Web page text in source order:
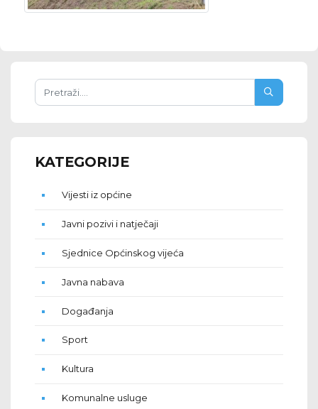
KATEGORIJE
Vijesti iz općine
Javni pozivi i natječaji
Sjednice Općinskog vijeća
Javna nabava
Događanja
Sport
Kultura
Komunalne usluge